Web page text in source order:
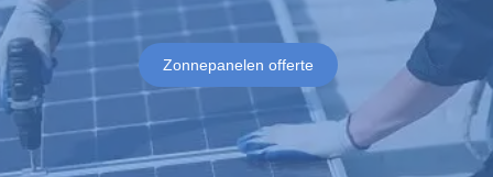
Zonnepanelen offerte